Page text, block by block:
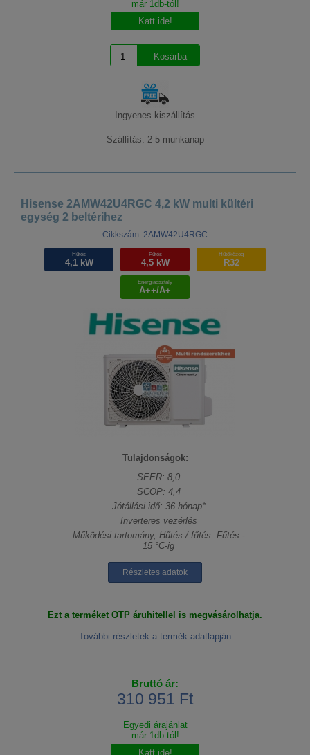
már 1db-tól!
Katt ide!
Ingyenes kiszállítás
Szállítás: 2-5 munkanap
Hisense 2AMW42U4RGC 4,2 kW multi kültéri
egység 2 beltérihez
Cikkszám: 2AMW42U4RGC
Hűtés
4,1 kW
Fűtés
4,5 kW
Hűtőközeg
R32
Energiaosztály
A++/A+
Tulajdonságok:
SEER: 8,0
SCOP: 4,4
Jótállási idő: 36 hónap*
Inverteres vezérlés
Működési tartomány, Hűtés / fűtés: Fűtés -
15 °C-ig
Részletes adatok
Ezt a terméket OTP áruhitellel is megvásárolhatja.
További részletek a termék adatlapján
Bruttó ár:
310 951 Ft
Egyedi árajánlat
már 1db-tól!
Katt ide!